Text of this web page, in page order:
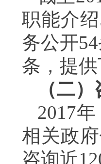
职能介
务公开
条，提
（二
2017年
相关政
咨询近